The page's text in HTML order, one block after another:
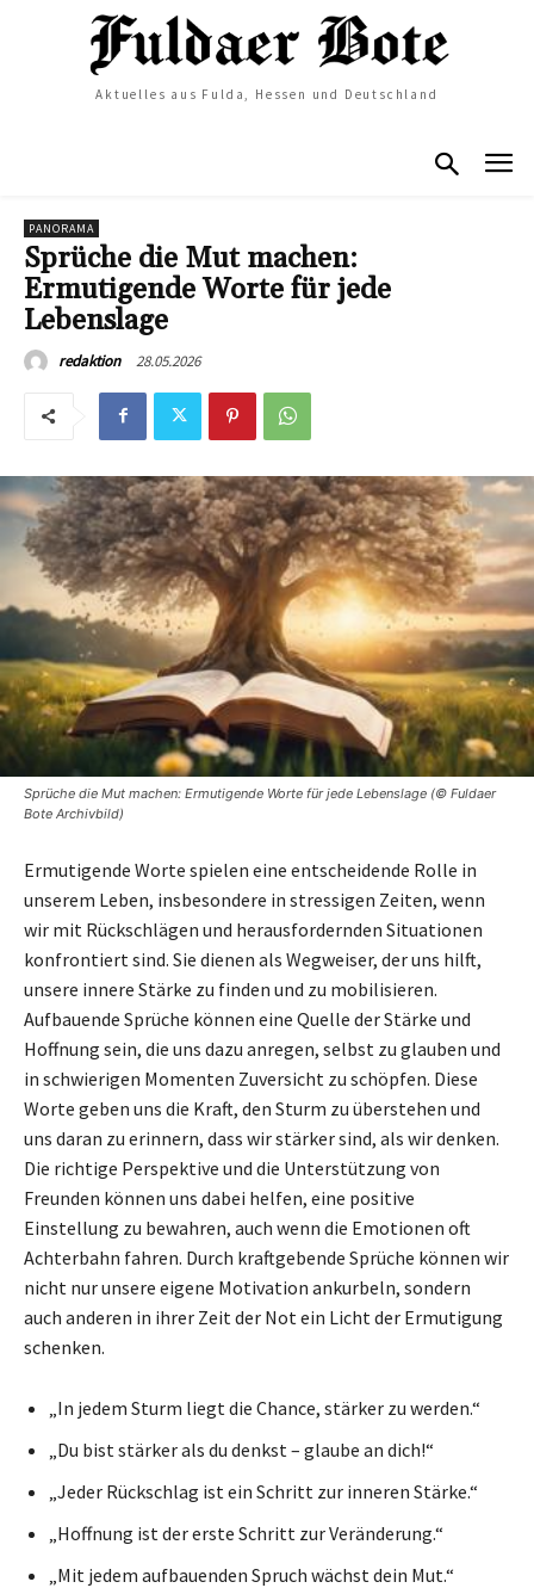
Aktuelles aus Fulda, Hessen und Deutschland
PANORAMA
Sprüche die Mut machen:
Ermutigende Worte für jede
Lebenslage
redaktion 28.05.2026
Sprüche die Mut machen: Ermutigende Worte für jede Lebenslage (© Fuldaer
Bote Archivbild)
Ermutigende Worte spielen eine entscheidende Rolle in
unserem Leben, insbesondere in stressigen Zeiten, wenn
wir mit Rückschlägen und herausfordernden Situationen
konfrontiert sind. Sie dienen als Wegweiser, der uns hilft,
unsere innere Stärke zu finden und zu mobilisieren.
Aufbauende Sprüche können eine Quelle der Stärke und
Hoffnung sein, die uns dazu anregen, selbst zu glauben und
in schwierigen Momenten Zuversicht zu schöpfen. Diese
Worte geben uns die Kraft, den Sturm zu überstehen und
uns daran zu erinnern, dass wir stärker sind, als wir denken.
Die richtige Perspektive und die Unterstützung von
Freunden können uns dabei helfen, eine positive
Einstellung zu bewahren, auch wenn die Emotionen oft
Achterbahn fahren. Durch kraftgebende Sprüche können wir
nicht nur unsere eigene Motivation ankurbeln, sondern
auch anderen in ihrer Zeit der Not ein Licht der Ermutigung
schenken.
„In jedem Sturm liegt die Chance, stärker zu werden.“
„Du bist stärker als du denkst – glaube an dich!“
„Jeder Rückschlag ist ein Schritt zur inneren Stärke.“
„Hoffnung ist der erste Schritt zur Veränderung.“
„Mit jedem aufbauenden Spruch wächst dein Mut.“